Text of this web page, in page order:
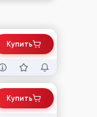
Купить
Купить